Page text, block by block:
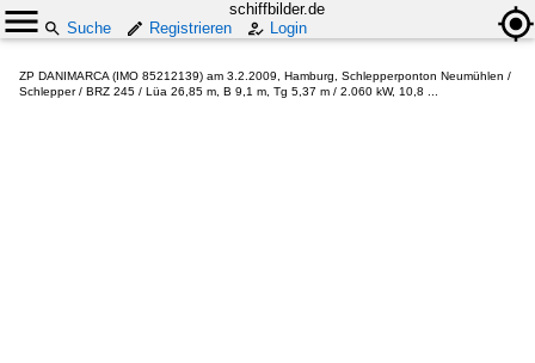
schiffbilder.de
Suche
Registrieren Login
ZP DANIMARCA (IMO 85212139) am 3.2.2009, Hamburg, Schlepperponton Neumühlen /
Schlepper / BRZ 245 / Lüa 26,85 m, B 9,1 m, Tg 5,37 m / 2.060 kW, 10,8 ...